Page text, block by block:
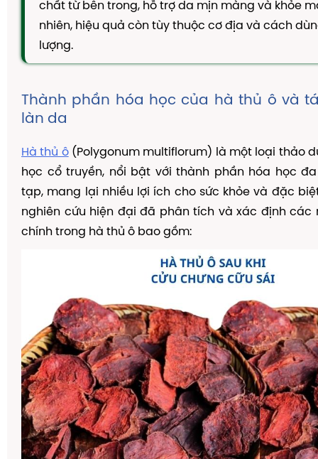
TAM THẤT MẬT ONG
CAO DÂY THÌA CANH
DẦU GỘI THẢO DƯỢC
Kiến Thức Về Ho
Kiến Thức Về Đại Tràng
Kiến Thức Về Hà Thủ Ô
Kiến Thức Về Tam Thất
Kiến Thức Về Tiểu Đường
Kiến Thức Về Dầu Gội Thảo Dược
Kiến Thức Về Máy Lọc Không Khí
Nấm Lưỡi
chất từ bên trong, hỗ trợ da mịn màng và khỏe
nhiên, hiệu quả còn tùy thuộc cơ địa và cách
lượng.
Thành phần hóa học của hà thủ ô và
làn da
Hà thủ ô(Polygonum multiflorum) là một loại thảo
học cổ truyền, nổi bật với thành phần hóa học
tạp, mang lại nhiều lợi ích cho sức khỏe và đặc
nghiên cứu hiện đại đã phân tích và xác định các
chính trong hà thủ ô bao gồm: